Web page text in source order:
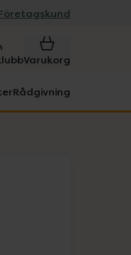
Varukorg
Rådgivning